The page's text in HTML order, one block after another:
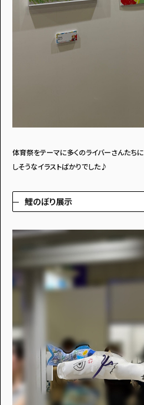
体育祭をテーマに多くのライバーさんたち
しそうなイラストばかりでした♪
鯉のぼり展示